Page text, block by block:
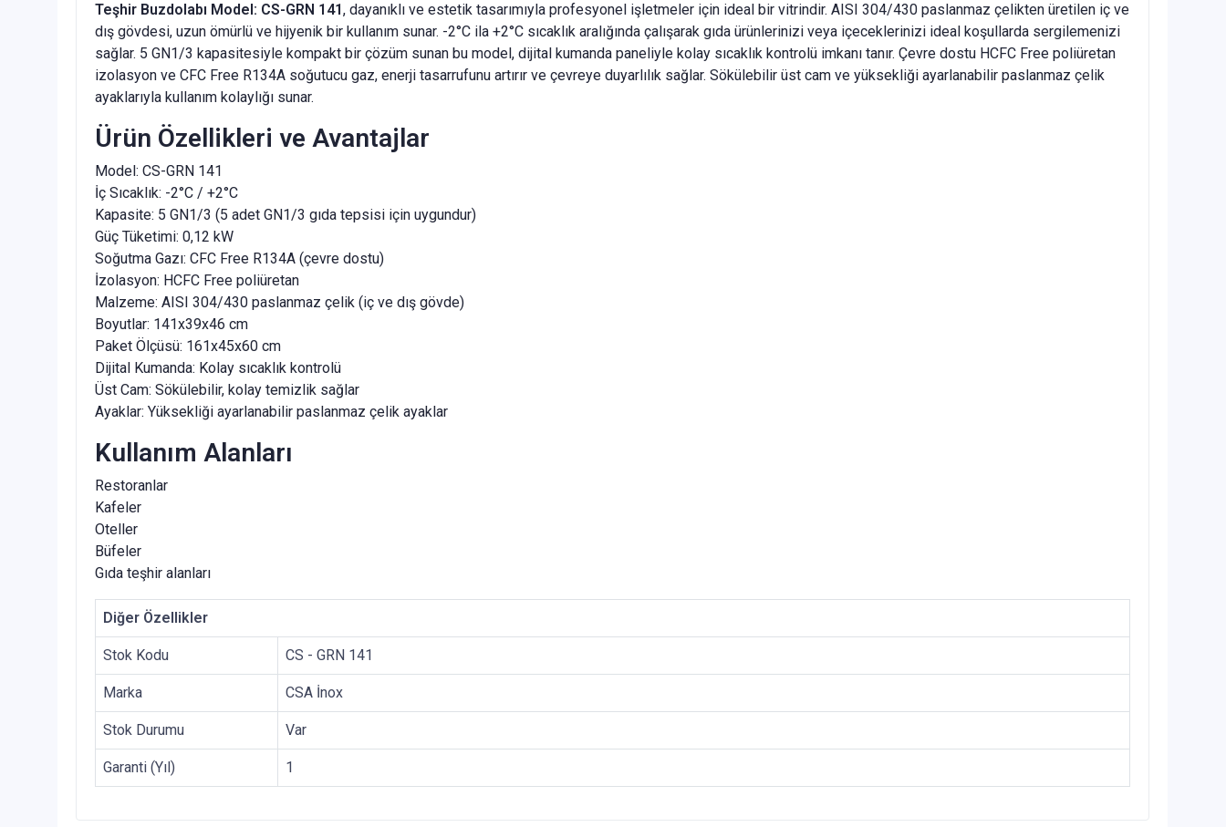
Teşhir Buzdolabı Model: CS-GRN 141, dayanıklı ve estetik tasarımıyla profesyonel işletmeler için ideal bir vitrindir. AISI 304/430 paslanmaz çelikten üretilen iç ve
dış gövdesi, uzun ömürlü ve hijyenik bir kullanım sunar. -2°C ila +2°C sıcaklık aralığında çalışarak gıda ürünlerinizi veya içeceklerinizi ideal koşullarda sergilemenizi
sağlar. 5 GN1/3 kapasitesiyle kompakt bir çözüm sunan bu model, dijital kumanda paneliyle kolay sıcaklık kontrolü imkanı tanır. Çevre dostu HCFC Free poliüretan
izolasyon ve CFC Free R134A soğutucu gaz, enerji tasarrufunu artırır ve çevreye duyarlılık sağlar. Sökülebilir üst cam ve yüksekliği ayarlanabilir paslanmaz çelik
ayaklarıyla kullanım kolaylığı sunar.
Ürün Özellikleri ve Avantajlar
Model: CS-GRN 141
İç Sıcaklık: -2°C / +2°C
Kapasite: 5 GN1/3 (5 adet GN1/3 gıda tepsisi için uygundur)
Güç Tüketimi: 0,12 kW
Soğutma Gazı: CFC Free R134A (çevre dostu)
İzolasyon: HCFC Free poliüretan
Malzeme: AISI 304/430 paslanmaz çelik (iç ve dış gövde)
Boyutlar: 141x39x46 cm
Paket Ölçüsü: 161x45x60 cm
Dijital Kumanda: Kolay sıcaklık kontrolü
Üst Cam: Sökülebilir, kolay temizlik sağlar
Ayaklar: Yüksekliği ayarlanabilir paslanmaz çelik ayaklar
Kullanım Alanları
Restoranlar
Kafeler
Oteller
Büfeler
Gıda teşhir alanları
Diğer Özellikler
Stok Kodu CS - GRN 141
Marka CSA İnox
Stok Durumu Var
Garanti (Yıl) 1